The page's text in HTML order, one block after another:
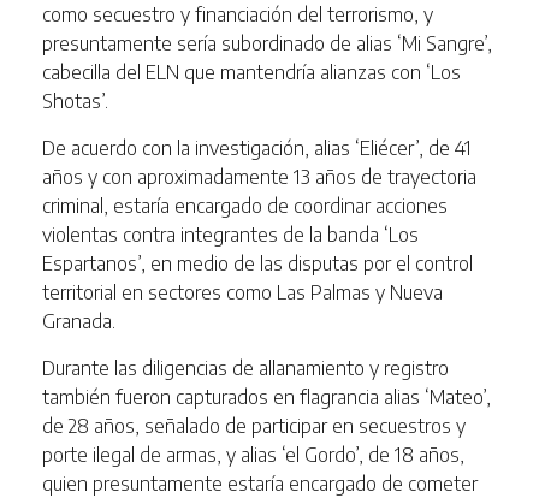
como secuestro y financiación del terrorismo, y
presuntamente sería subordinado de alias ‘Mi Sangre’,
cabecilla del ELN que mantendría alianzas con ‘Los
Shotas’.
De acuerdo con la investigación, alias ‘Eliécer’, de 41
años y con aproximadamente 13 años de trayectoria
criminal, estaría encargado de coordinar acciones
violentas contra integrantes de la banda ‘Los
Espartanos’, en medio de las disputas por el control
territorial en sectores como Las Palmas y Nueva
Granada.
Durante las diligencias de allanamiento y registro
también fueron capturados en flagrancia alias ‘Mateo’,
de 28 años, señalado de participar en secuestros y
porte ilegal de armas, y alias ‘el Gordo’, de 18 años,
quien presuntamente estaría encargado de cometer